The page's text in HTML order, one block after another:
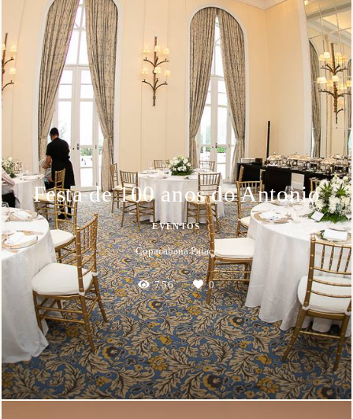
Festa de 100 anos do Antonio
EVENTOS
Copacabana Palace
756 0